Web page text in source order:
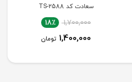
سعادت کد TS-2588
1,700,000 18٪
1,400,000 تومان